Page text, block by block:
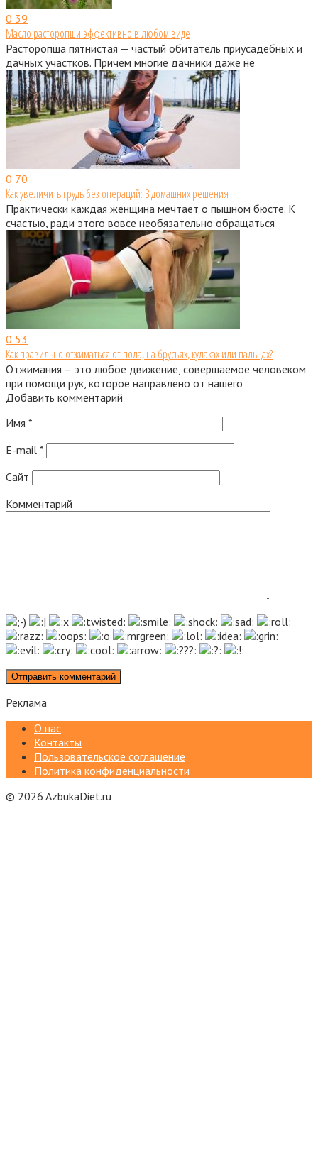
0 39
Масло расторопши эффективно в любом виде
Расторопша пятнистая — частый обитатель приусадебных и
дачных участков. Причем многие дачники даже не
0 70
Как увеличить грудь без операций: 3 домашних решения
Практически каждая женщина мечтает о пышном бюсте. К
счастью, ради этого вовсе необязательно обращаться
0 53
Как правильно отжиматься от пола, на брусьях, кулаках или пальцах?
Отжимания – это любое движение, совершаемое человеком
при помощи рук, которое направлено от нашего
Добавить комментарий
Имя *
E-mail *
Сайт
Комментарий
Реклама
О нас
Контакты
Пользовательское соглашение
Политика конфиденциальности
© 2026 AzbukaDiet.ru